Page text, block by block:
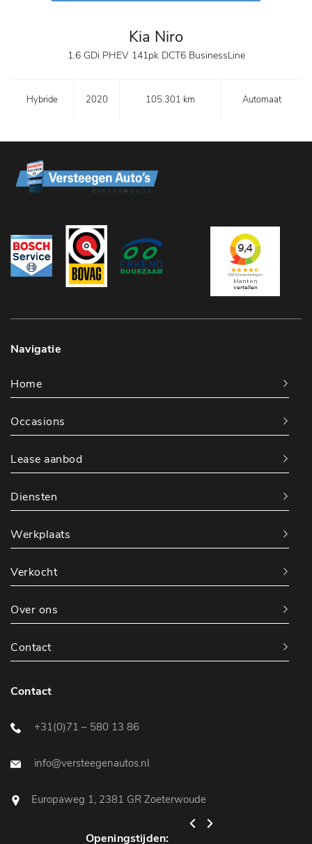
Kia Niro
1.6 GDi PHEV 141pk DCT6 BusinessLine
Hybride 2020 105.301 km Automaat
Navigatie
Home
Occasions
Lease aanbod
Diensten
Werkplaats
Verkocht
Over ons
Contact
Contact
+31(0)71 – 580 13 86
info@versteegenautos.nl
Europaweg 1, 2381 GR Zoeterwoude
Openingstijden: